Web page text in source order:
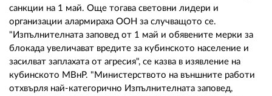
санкции на 1 май. Още тогава световни лидери и
организации алармираха ООН за случващото се.
"Изпълнителната заповед от 1 май и обявените мерки за
блокада увеличават вредите за кубинското население и
засилват заплахата от агресия", се казва в изявление на
кубинското МВнР. "Министерството на външните работи
отхвърля най-категорично Изпълнителната заповед,